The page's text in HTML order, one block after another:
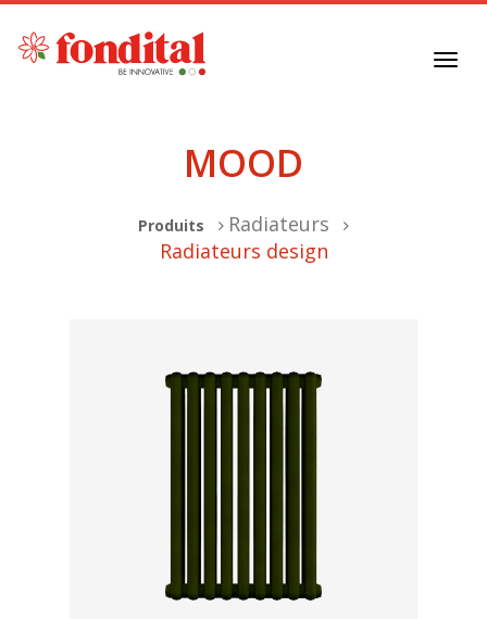
MOOD
Produits
Radiateurs
Radiateurs design